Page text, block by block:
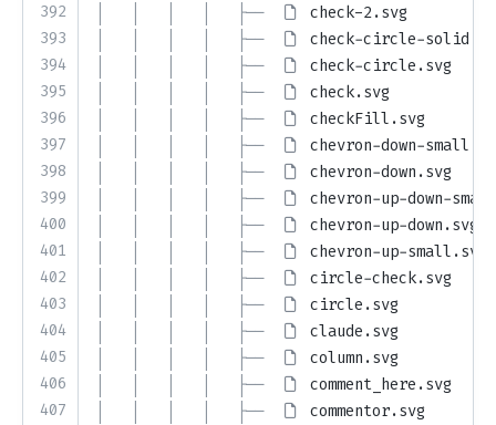
392
393
394
395
396
397
398
399
400
401
402
403
404
405
406
407
│   │   │   │   ├──
check-2.svg
│   │   │   │   ├──
check-circle-
│   │   │   │   ├──
check-circle.svg
│   │   │   │   ├──
check.svg
│   │   │   │   ├──
checkFill.svg
│   │   │   │   ├──
chevron-down-
│   │   │   │   ├──
chevron-down.svg
│   │   │   │   ├──
chevron-up-down-
│   │   │   │   ├──
chevron-up-down.svg
│   │   │   │   ├──
chevron-up-small.svg
│   │   │   │   ├──
circle-check.svg
│   │   │   │   ├──
circle.svg
│   │   │   │   ├──
claude.svg
│   │   │   │   ├──
column.svg
│   │   │   │   ├──
comment_here.svg
│   │   │   │   ├──
commentor.svg